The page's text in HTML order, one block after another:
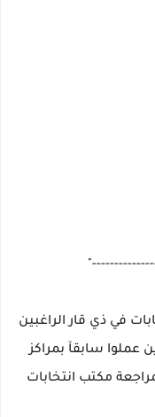
في ذي قار الراغبين
عملوا سابقآ بمراكز
مكتب انتخابات